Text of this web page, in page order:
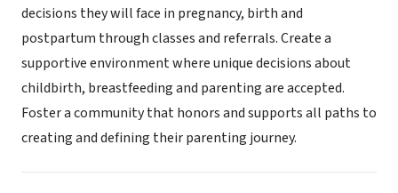
decisions they will face in pregnancy, birth and
postpartum through classes and referrals. Create a
supportive environment where unique decisions about
childbirth, breastfeeding and parenting are accepted.
Foster a community that honors and supports all paths to
creating and defining their parenting journey.